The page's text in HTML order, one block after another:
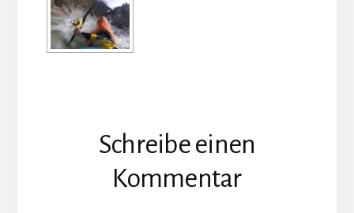
Interaktionen
Schreibe einen
Kommentar